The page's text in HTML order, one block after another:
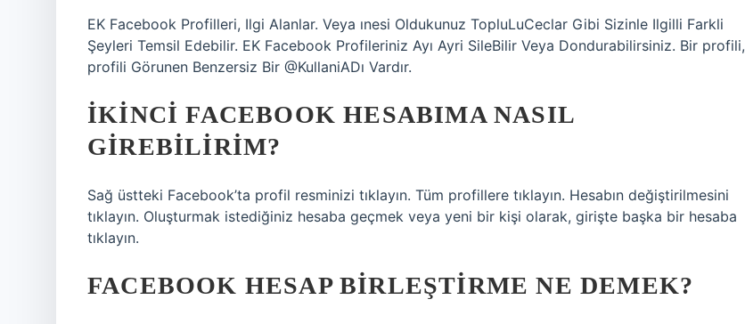
EK Facebook Profilleri, Ilgi Alanlar. Veya ınesi Oldukunuz TopluLuCeclar Gibi Sizinle Ilgilli Farkli
Şeyleri Temsil Edebilir. EK Facebook Profileriniz Ayı Ayri SileBilir Veya Dondurabilirsiniz. Bir profili,
profili Görunen Benzersiz Bir @KullaniADı Vardır.
İKINCI FACEBOOK HESABIMA NASIL
GIREBILIRIM?
Sağ üstteki Facebook’ta profil resminizi tıklayın. Tüm profillere tıklayın. Hesabın değiştirilmesini
tıklayın. Oluşturmak istediğiniz hesaba geçmek veya yeni bir kişi olarak, girişte başka bir hesaba
tıklayın.
FACEBOOK HESAP BIRLEŞTIRME NE DEMEK?